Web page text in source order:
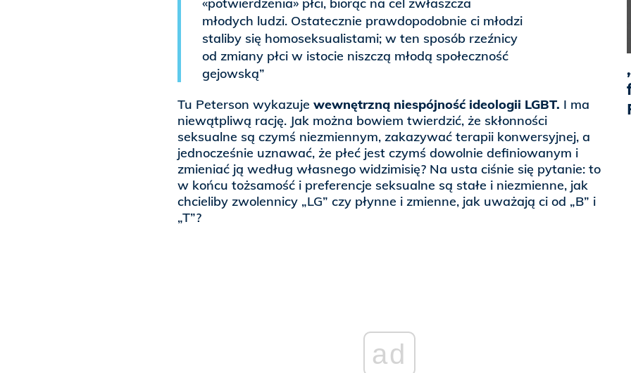
«potwierdzenia» płci, biorąc na cel zwłaszcza
młodych ludzi. Ostatecznie prawdopodobnie ci młodzi
staliby się homoseksualistami; w ten sposób rzeźnicy
od zmiany płci w istocie niszczą młodą społeczność
gejowską”
Tu Peterson wykazuje wewnętrzną niespójność ideologii LGBT. I ma
niewątpliwą rację. Jak można bowiem twierdzić, że skłonności
seksualne są czymś niezmiennym, zakazywać terapii konwersyjnej, a
jednocześnie uznawać, że płeć jest czymś dowolnie definiowanym i
zmieniać ją według własnego widzimisię? Na usta ciśnie się pytanie: to
w końcu tożsamość i preferencje seksualne są stałe i niezmienne, jak
chcieliby zwolennicy „LG” czy płynne i zmienne, jak uważają ci od „B” i
„T”?
ad